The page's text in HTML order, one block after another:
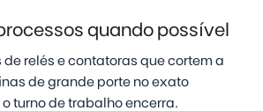
quando possível
de relés e contatoras que cortem a
de grande porte no exato
turno de trabalho encerra.